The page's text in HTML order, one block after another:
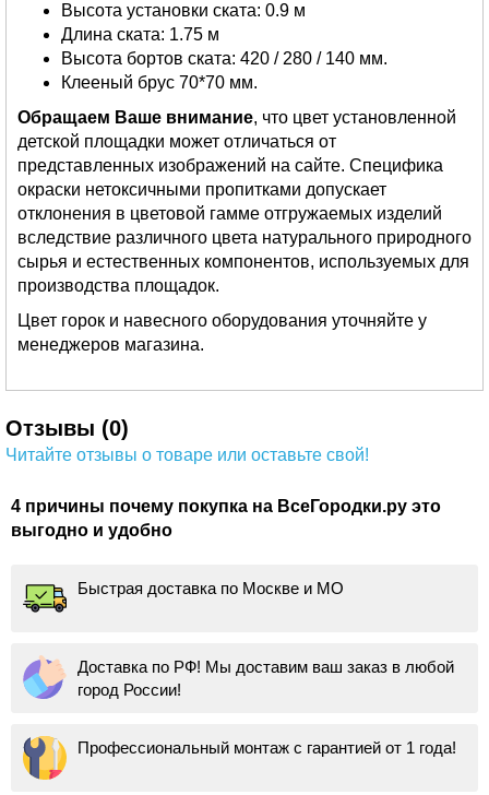
Высота установки ската: 0.9 м
Длина ската: 1.75 м
Высота бортов ската: 420 / 280 / 140 мм.
Клееный брус 70*70 мм.
Обращаем Ваше внимание, что цвет установленной
детской площадки может отличаться от
представленных изображений на сайте. Специфика
окраски нетоксичными пропитками допускает
отклонения в цветовой гамме отгружаемых изделий
вследствие различного цвета натурального природного
сырья и естественных компонентов, используемых для
производства площадок.
Цвет горок и навесного оборудования уточняйте у
менеджеров магазина.
Отзывы (0)
Читайте отзывы о товаре или оставьте свой!
4 причины почему покупка на ВсеГородки.ру это
выгодно и удобно
Быстрая доставка по Москве и МО
Доставка по РФ! Мы доставим ваш заказ в любой
город России!
Профессиональный монтаж с гарантией от 1 года!